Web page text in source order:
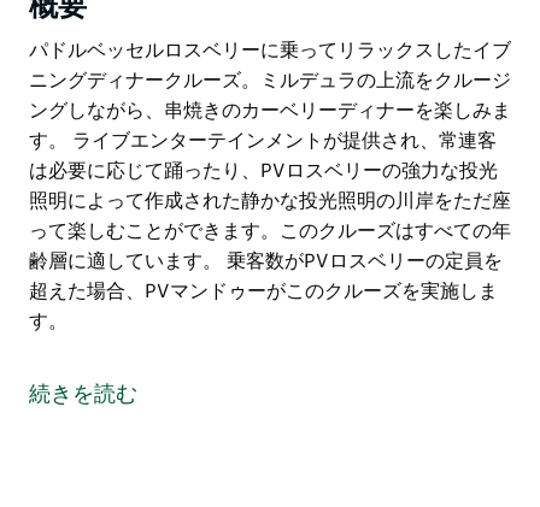
概要
パドルベッセルロスベリーに乗ってリラックスしたイブ
ニングディナークルーズ。ミルデュラの上流をクルージ
ングしながら、串焼きのカーベリーディナーを楽しみま
す。 ライブエンターテインメントが提供され、常連客
は必要に応じて踊ったり、PVロスベリーの強力な投光
照明によって作成された静かな投光照明の川岸をただ座
って楽しむことができます。このクルーズはすべての年
齢層に適しています。 乗客数がPVロスベリーの定員を
超えた場合、PVマンドゥーがこのクルーズを実施しま
す。
ニングディナークルーズ。ミルデュラの上流をクルージ
ングしながら、串焼きのカーベリーディナーを楽しみま
続きを読む